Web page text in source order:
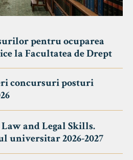
pentru ocuparea
la Facultatea de Drept
concursuri posturi
and Legal Skills.
universitar 2026-2027